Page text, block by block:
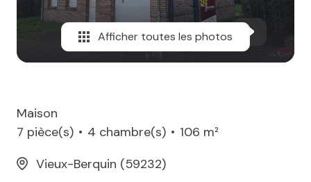
Afficher toutes les photos
Maison
7 pièce(s)
4 chambre(s)
106 m²
Vieux-Berquin (59232)